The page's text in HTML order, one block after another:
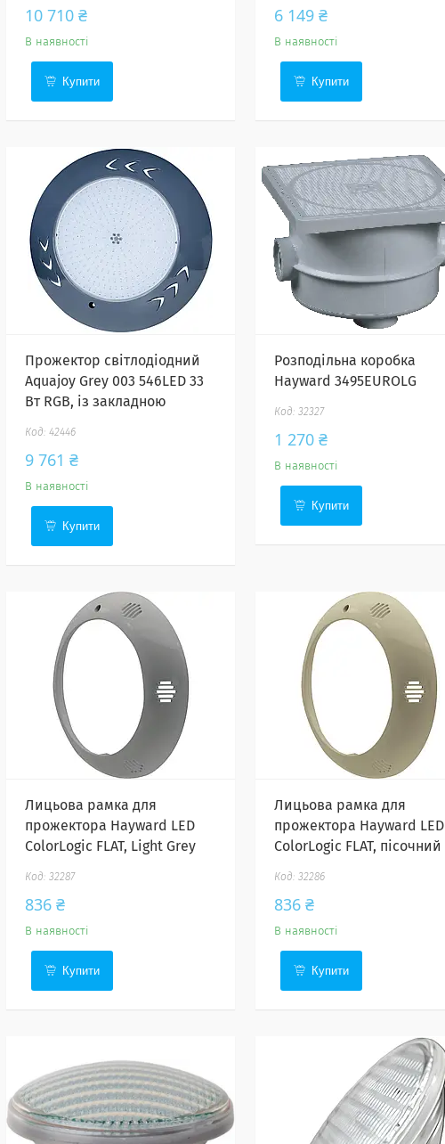
10 710 ₴
В наявності
Купити
6 149 ₴
В наявності
Купити
Прожектор світлодіодний
Aquajoy Grey 003 546LED 33
Вт RGB, із закладною
42446
9 761 ₴
В наявності
Купити
Розподільна коробка
Hayward 3495EUROLG
32327
1 270 ₴
В наявності
Купити
Лицьова рамка для
прожектора Hayward LED
ColorLogic FLAT, Light Grey
32287
836 ₴
В наявності
Купити
Лицьова рамка для
прожектора Hayward LED
ColorLogic FLAT, пісочний
32286
836 ₴
В наявності
Купити